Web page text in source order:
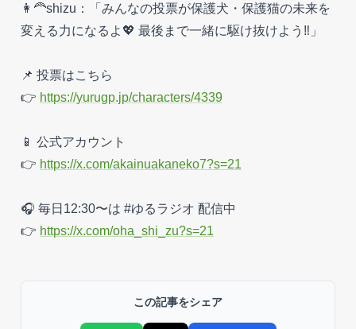
👩‍🦰shizu：「みんなの投票が保護犬・保護猫の未来を
変える力になるよ💖 最後まで一緒に駆け抜けよう‼️」
📌 投票はこちら
👉 https://yurugp.jp/characters/4339
📱 公式アカウント
👉 https://x.com/akainuakaneko7?s=21
🎧 毎日12:30〜は #ゆるラジオ 配信中
👉 https://x.com/oha_shi_zu?s=21
この記事をシェア